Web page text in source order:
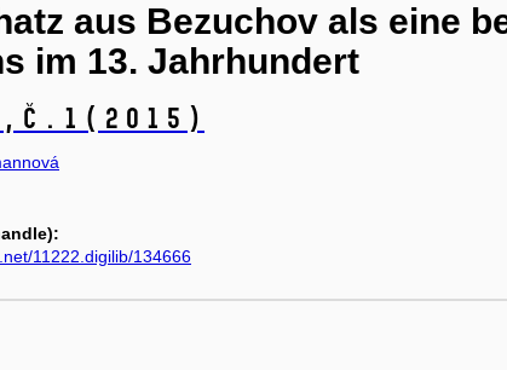
aus Bezuchov als eine
im 13. Jahrhundert
č.1 (2015)
11222.digilib/134666